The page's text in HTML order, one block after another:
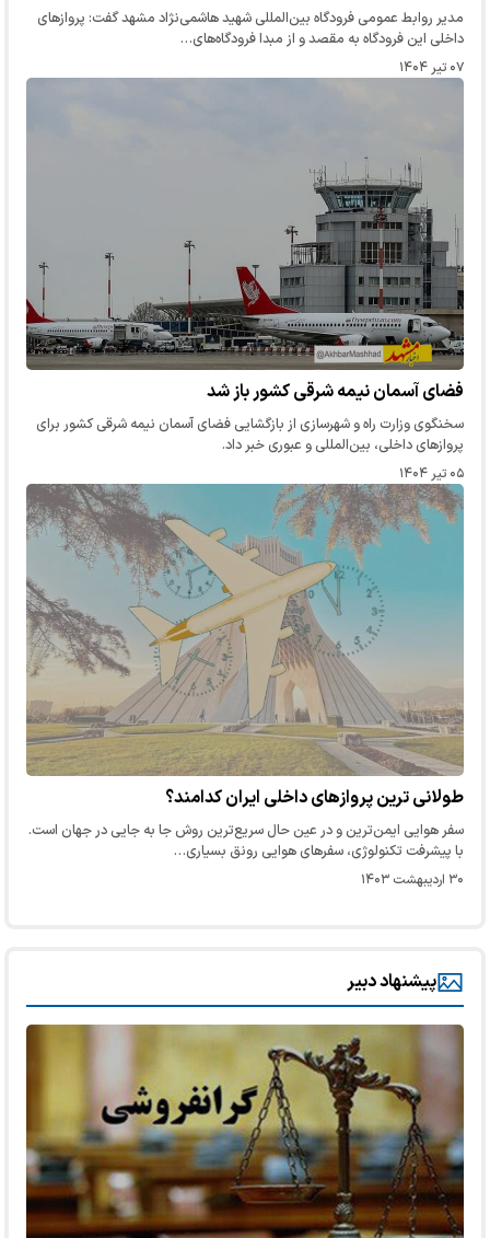
مدیر روابط عمومی فرودگاه بین‌المللی شهید هاشمی‌نژاد مشهد گفت: پروازهای
داخلی این فرودگاه به مقصد و از مبدا فرودگاه‌های…
۰۷ تیر ۱۴۰۴
فضای آسمان نیمه شرقی کشور باز شد
سخنگوی وزارت راه و شهرسازی از بازگشایی فضای آسمان نیمه شرقی کشور برای
پروازهای داخلی، بین‌المللی و عبوری خبر داد.
۰۵ تیر ۱۴۰۴
طولانی ترین پروازهای داخلی ایران کدامند؟
سفر هوایی ایمن‌ترین و در عین حال سریع‌ترین روش جا به جایی در جهان است.
با پیشرفت تکنولوژی، سفرهای هوایی رونق بسیاری…
۳۰ اردیبهشت ۱۴۰۳
پیشنهاد دبیر